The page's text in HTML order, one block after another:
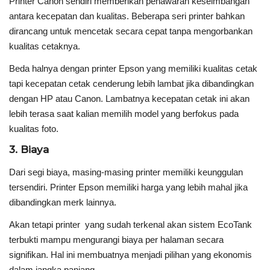
antara kecepatan dan kualitas. Beberapa seri printer bahkan
dirancang untuk mencetak secara cepat tanpa mengorbankan
kualitas cetaknya.
Beda halnya dengan printer Epson yang memiliki kualitas cetak
tapi kecepatan cetak cenderung lebih lambat jika dibandingkan
dengan HP atau Canon. Lambatnya kecepatan cetak ini akan
lebih terasa saat kalian memilih model yang berfokus pada
kualitas foto.
3. Biaya
Dari segi biaya, masing-masing printer memiliki keunggulan
tersendiri. Printer Epson memiliki harga yang lebih mahal jika
dibandingkan merk lainnya.
Akan tetapi printer yang sudah terkenal akan sistem EcoTank
terbukti mampu mengurangi biaya per halaman secara
signifikan. Hal ini membuatnya menjadi pilihan yang ekonomis